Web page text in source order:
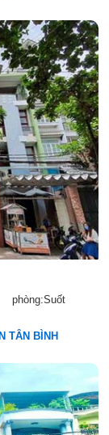
phòng:Suốt
TÂN BÌNH